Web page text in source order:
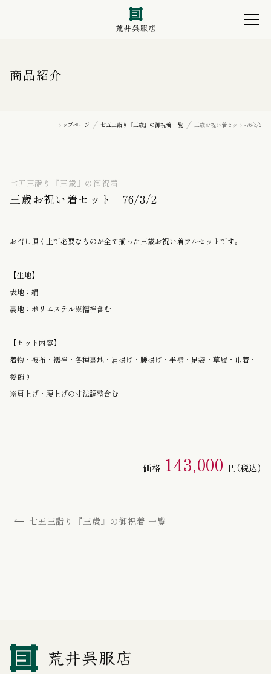
商品紹介
トップページ 七五三詣り『三歳』の御祝着 一覧 三歳お祝い着セット - 76/3/2
七五三詣り『三歳』の御祝着
三歳お祝い着セット - 76/3/2
お召し頂く上で必要なものが全て揃った三歳お祝い着フルセットです。
【生地】
表地：絹
裏地：ポリエステル※襦袢含む
【セット内容】
着物・被布・襦袢・各種裏地・肩揚げ・腰揚げ・半襟・足袋・草履・巾着・
髪飾り
※肩上げ・腰上げの寸法調整含む
価格 143,000 円(税込)
七五三詣り『三歳』の御祝着 一覧